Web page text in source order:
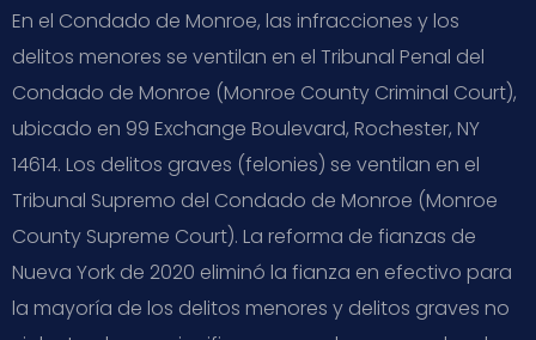
En el Condado de Monroe, las infracciones y los
delitos menores se ventilan en el Tribunal Penal del
Condado de Monroe (Monroe County Criminal Court),
ubicado en 99 Exchange Boulevard, Rochester, NY
14614. Los delitos graves (felonies) se ventilan en el
Tribunal Supremo del Condado de Monroe (Monroe
County Supreme Court). La reforma de fianzas de
Nueva York de 2020 eliminó la fianza en efectivo para
la mayoría de los delitos menores y delitos graves no